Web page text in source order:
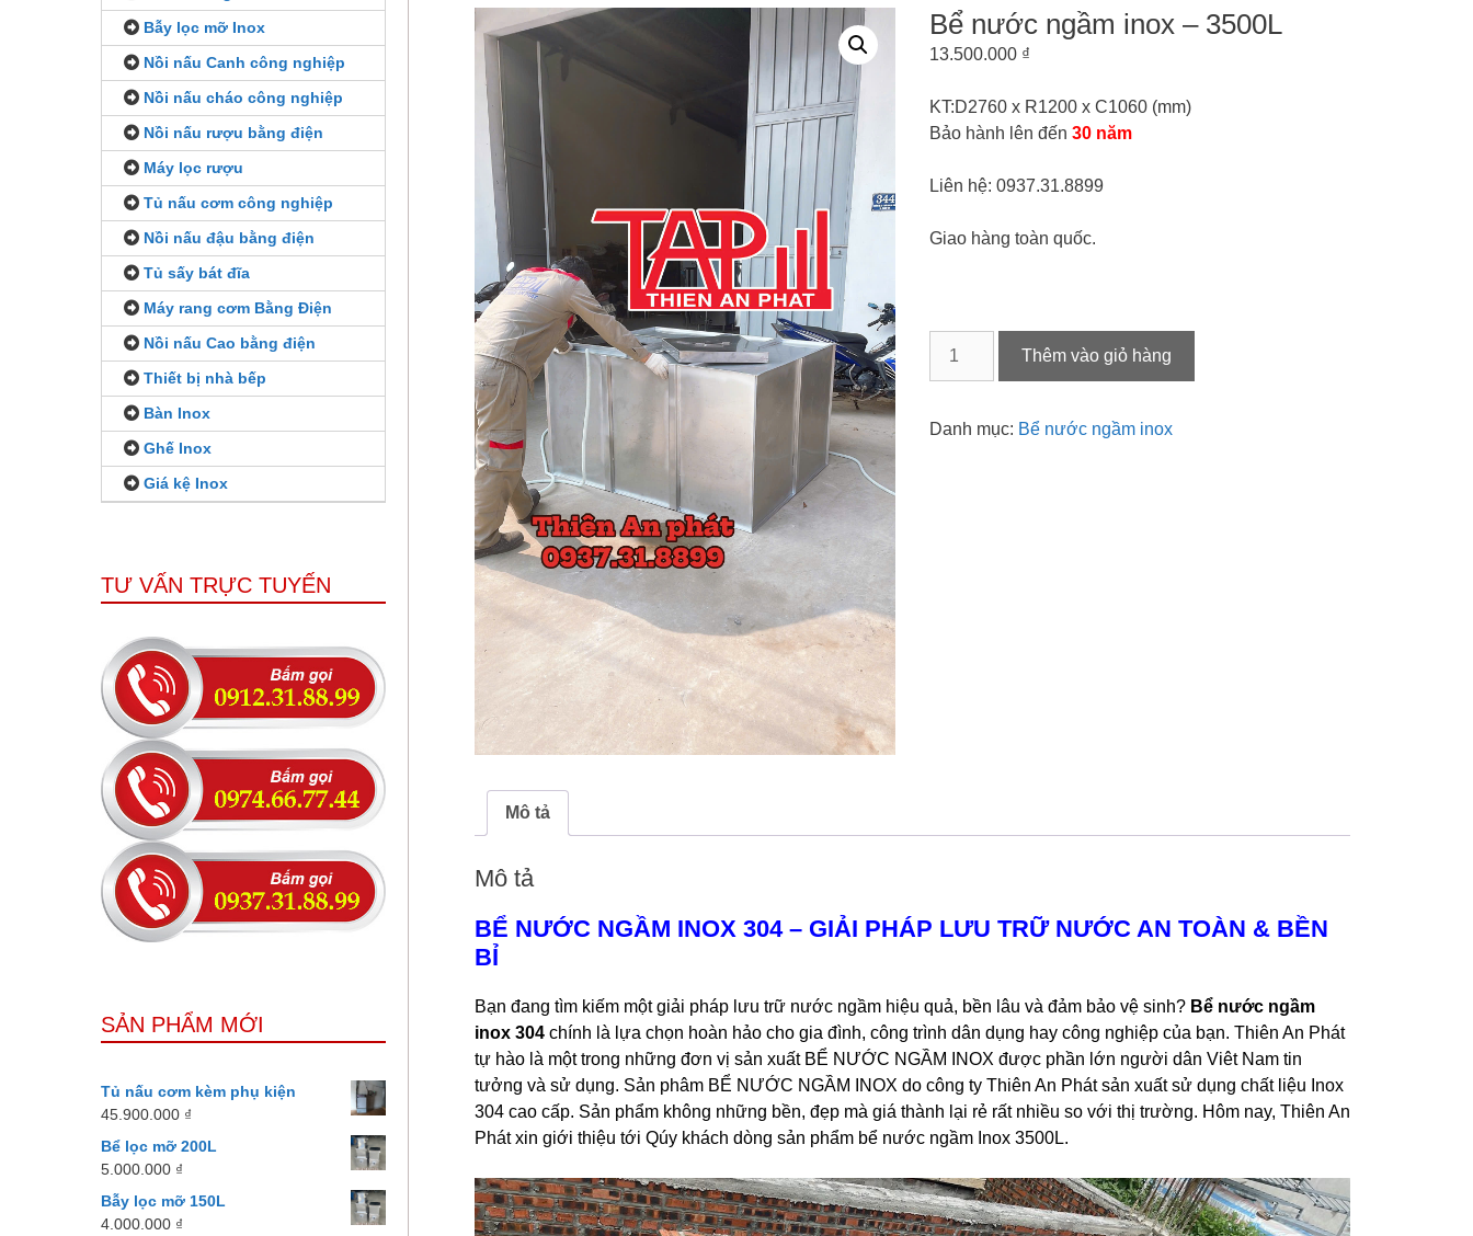
Bể nước ngầm inox – 3500L
13.500.000 ₫
KT:D2760 x R1200 x C1060 (mm)
Bảo hành lên đến30 năm
Liên hệ: 0937.31.8899
Giao hàng toàn quốc.
inox
Thêm vào giỏ hàng
Danh mục: Bể nước ngầm inox
Mô tả
Mô tả
BỂ NƯỚC NGẦM INOX 304 – GIẢI PHÁP LƯU TRỮ NƯỚC AN TOÀN & BỀN
BỈ
Bạn đang tìm kiếm một giải pháp lưu trữ nước ngầm hiệu quả, bền lâu và đảm bảo vệ sinh? Bể nước ngầm
inox 304 chính là lựa chọn hoàn hảo cho gia đình, công trình dân dụng hay công nghiệp của bạn. Thiên An Phát
tự hào là một trong những đơn vị sản xuất BỂ NƯỚC NGẦM INOX được phần lớn người dân Viêt Nam tin
tưởng và sử dụng. Sản phâm BỂ NƯỚC NGẦM INOX do công ty Thiên An Phát sản xuất sử dụng chất liệu Inox
304 cao cấp. Sản phẩm không những bền, đẹp mà giá thành lại rẻ rất nhiều so với thị trường. Hôm nay, Thiên An
Phát xin giới thiệu tới Qúy khách dòng sản phẩm bể nước ngầm Inox 3500L.
Bẫy lọc mỡ Inox
Nồi nấu Canh công nghiệp
Nồi nấu cháo công nghiệp
Nồi nấu rượu bằng điện
Máy lọc rượu
Tủ nấu cơm công nghiệp
Nồi nấu đậu bằng điện
Tủ sấy bát đĩa
Máy rang cơm Bằng Điện
Nồi nấu Cao bằng điện
Thiết bị nhà bếp
Bàn Inox
Ghế Inox
Giá kệ Inox
TƯ VẤN TRỰC TUYẾN
SẢN PHẨM MỚI
Tủ nấu cơm kèm phụ kiện
45.900.000 ₫
Bể lọc mỡ 200L
5.000.000 ₫
Bẫy lọc mỡ 150L
4.000.000 ₫